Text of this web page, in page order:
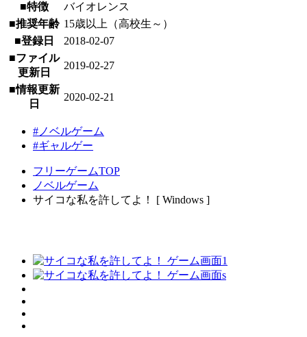
■特徴
バイオレンス
■推奨年齢 15歳以上（高校生～）
■登録日
2018-02-07
■ファイル
更新日
2019-02-27
■情報更新
日
2020-02-21
#ノベルゲーム
#ギャルゲー
フリーゲームTOP
ノベルゲーム
サイコな私を許してよ！ [ Windows ]